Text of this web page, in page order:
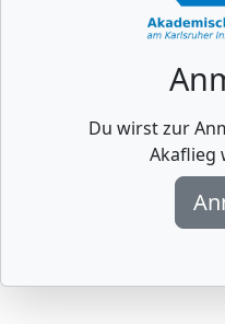
Du wirst zur
Akaflieg